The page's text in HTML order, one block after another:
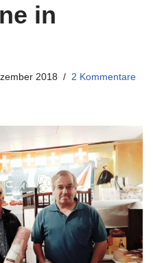
in
2018 2 Kommentare